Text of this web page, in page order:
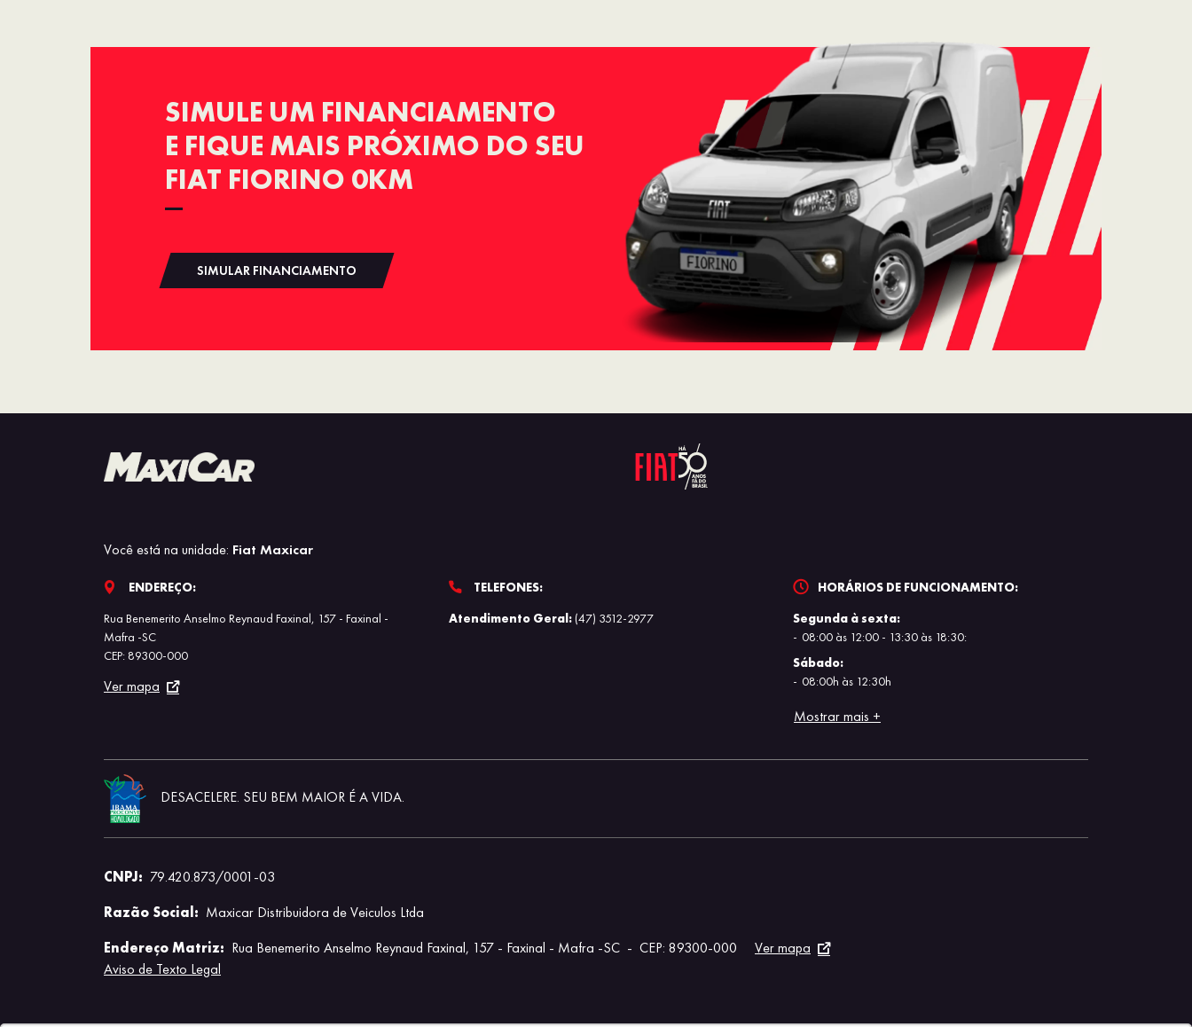
SIMULE UM FINANCIAMENTO
E FIQUE MAIS PRÓXIMO DO SEU
FIAT FIORINO 0KM
SIMULAR FINANCIAMENTO
Você está na unidade: Fiat Maxicar
ENDEREÇO:
Rua Benemerito Anselmo Reynaud Faxinal, 157 - Faxinal -
Mafra -SC
CEP: 89300-000
Ver mapa
TELEFONES:
Atendimento Geral:(47) 3512-2977
HORÁRIOS DE FUNCIONAMENTO:
Segunda à sexta:
08:00 às 12:00 - 13:30 às 18:30:
Sábado:
08:00h às 12:30h
Mostrar mais +
DESACELERE. SEU BEM MAIOR É A VIDA.
CNPJ: 79.420.873/0001-03
Razão Social: Maxicar Distribuidora de Veiculos Ltda
Endereço Matriz: Rua Benemerito Anselmo Reynaud Faxinal, 157 - Faxinal - Mafra -SC - CEP: 89300-000
Ver mapa
Aviso de Texto Legal